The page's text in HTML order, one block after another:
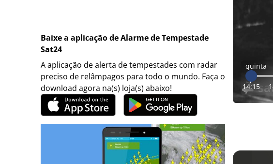
Baixe a aplicação de Alarme de Tempestade
Sat24
A aplicação de alerta de tempestades com radar
preciso de relâmpagos para todo o mundo. Faça o
download agora na(s) loja(s) abaixo!
quinta
14:15